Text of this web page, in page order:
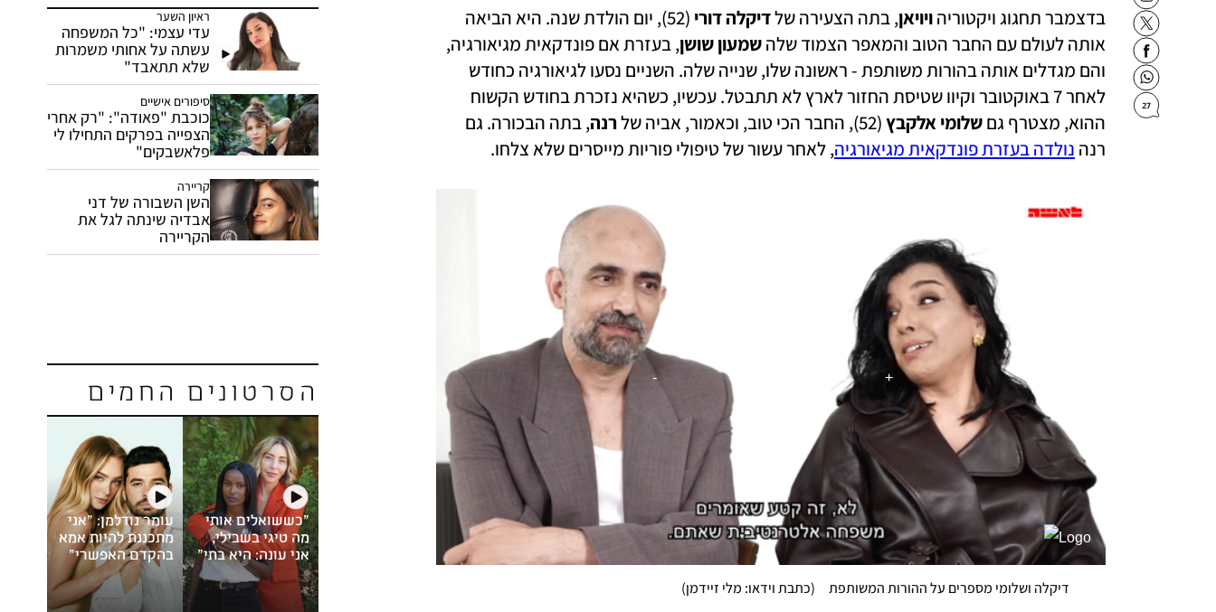
ראיון השער
עדי עצמי: "כל המשפחה
עשתה על אחותי משמרות
שלא תתאבד"
סיפורים אישיים
כוכבת "פאודה": "רק אחרי
הצפייה בפרקים התחילו לי
פלאשבקים"
קריירה
השן השבורה של דני
אבדיה שינתה לגל את
הקריירה
27
הסרטונים החמים
"כששואלים אותי
מה טיגי בשבילי,
אני עונה: היא בתי"
עומר נודלמן: "אני
מתכננת להיות אמא
בהקדם האפשרי"
בדצמבר תחגוג ויקטוריה ויויאן, בתה הצעירה של דיקלה דורי
אותה לעולם עם החבר הטוב והמאפר הצמוד שלה שמעון שושן
ההוא, מצטרף גם שלומי אלקבץ (52), החבר הכי טוב, וכאמור, אביה של רנה
רנה נולדה בעזרת פונדקאית מגיאורגיה, לאחר עשור של טיפולי פוריות מייסרים שלא צלחו.
דיקלה ושלומי מספרים על ההורות המשותפת (כתבת וידאו: מלי זיידמן)